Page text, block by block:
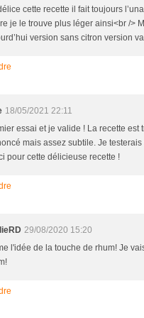
cette recette il fait toujours
je le trouve plus léger ainsi<br />
version sans citron version
18/05/2021 22:11
essai et je valide ! La recette
mais assez subtile. Je
pour cette délicieuse recette !
29/08/2020 15:20
l'idée de la touche de rhum! Je